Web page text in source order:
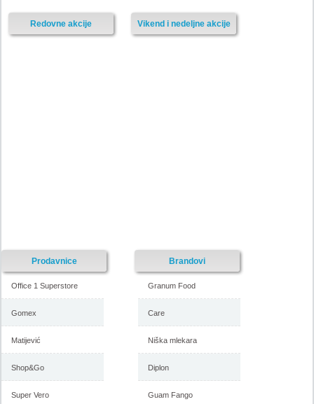
Akcija Vitorog nameštaj, 29.
jun do 17. avgust 2018
Vitorog katalog nameštaja,
akcija 13. april do 25. maj
Vikend i nedeljne akcije
Redovne akcije
Prodavnice
Office 1 Superstore
Gomex
Matijević
Shop&Go
Super Vero
Brandovi
Granum Food
Care
Niška mlekara
Diplon
Guam Fango